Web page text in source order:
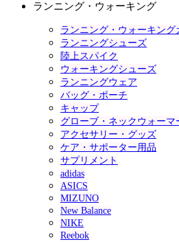
ランニング・ウォーキング
ランニング・ウォーキング
ランニングシューズ
陸上スパイク
ウォーキングシューズ
ランニングウェア
バッグ・ポーチ
キャップ
グローブ・ネックウォーマ
アクセサリー・グッズ
ケア・サポーター用品
サプリメント
adidas
ASICS
MIZUNO
New Balance
NIKE
Reebok